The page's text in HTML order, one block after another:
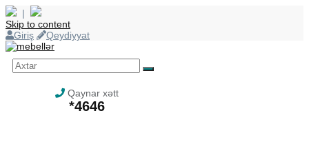
|
Skip to content
Giriş
Qeydiyyat
Qaynar xətt
*4646